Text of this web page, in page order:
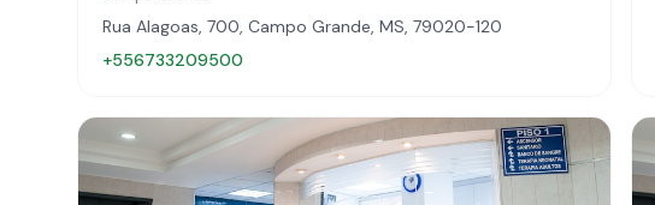
Rua Alagoas, 700, Campo Grande, MS, 79020-120
+556733209500